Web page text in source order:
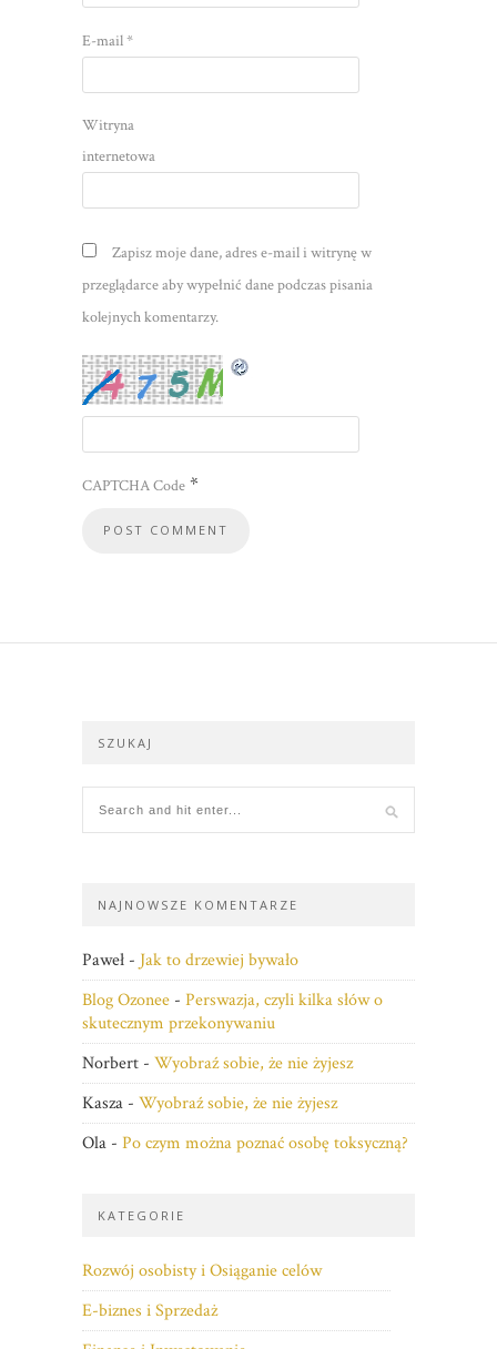
E-mail*
Witryna
internetowa
Zapisz moje dane, adres e-mail i witrynę w
przeglądarce aby wypełnić dane podczas pisania
kolejnych komentarzy.
CAPTCHA Code *
SZUKAJ
NAJNOWSZE KOMENTARZE
Paweł - Jak to drzewiej bywało
Blog Ozonee - Perswazja, czyli kilka słów o
skutecznym przekonywaniu
Norbert - Wyobraź sobie, że nie żyjesz
Kasza - Wyobraź sobie, że nie żyjesz
Ola - Po czym można poznać osobę toksyczną?
KATEGORIE
Rozwój osobisty i Osiąganie celów
E-biznes i Sprzedaż